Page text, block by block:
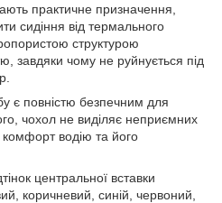
практичне призначення,
сидіння від термального
структурою
завдяки чому не руйнується під
є повністю безпечним для
чохол не виділяє неприємних
водію та його
центральної вставки
коричневий, синій, червоний,